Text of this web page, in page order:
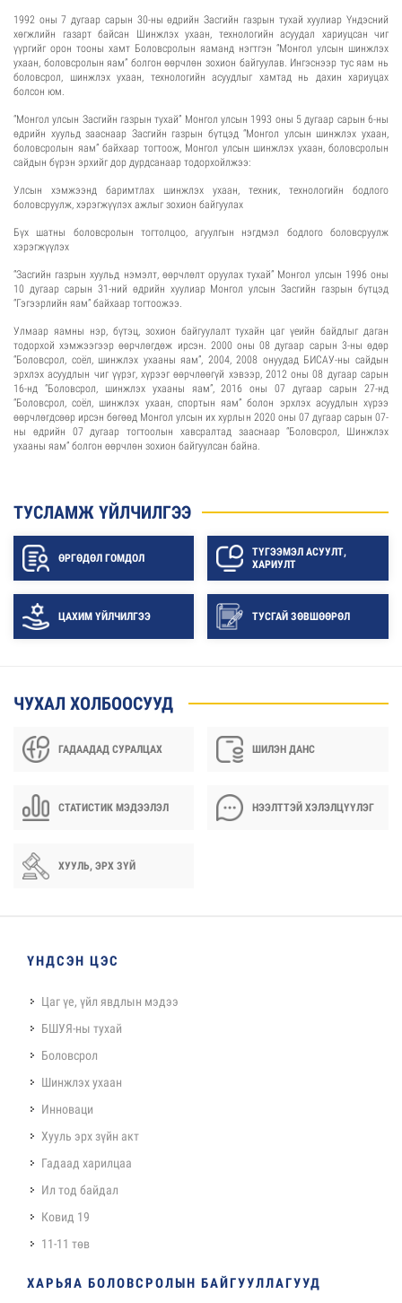
1992 оны 7 дугаар сарын 30-ны өдрийн Засгийн газрын тухай хуулиар Үндэсний
хөгжлийн газарт байсан Шинжлэх ухаан, технологийн асуудал хариуцсан чиг
үүргийг орон тооны хамт Боловсролын яаманд нэгтгэн “Монгол улсын шинжлэх
ухаан, боловсролын яам” болгон өөрчлөн зохион байгуулав. Ингэснээр тус яам нь
боловсрол, шинжлэх ухаан, технологийн асуудлыг хамтад нь дахин хариуцах
болсон юм.
“Монгол улсын Засгийн газрын тухай” Монгол улсын 1993 оны 5 дугаар сарын 6-ны
өдрийн хуульд зааснаар Засгийн газрын бүтцэд “Монгол улсын шинжлэх ухаан,
боловсролын яам” байхаар тогтоож, Монгол улсын шинжлэх ухаан, боловсролын
сайдын бүрэн эрхийг дор дурдсанаар тодорхойлжээ:
Улсын хэмжээнд баримтлах шинжлэх ухаан, техник, технологийн бодлого
боловсруулж, хэрэгжүүлэх ажлыг зохион байгуулах
Бүх шатны боловсролын тогтолцоо, агуулгын нэгдмэл бодлого боловсруулж
хэрэгжүүлэх
“Засгийн газрын хуульд нэмэлт, өөрчлөлт оруулах тухай” Монгол улсын 1996 оны
10 дугаар сарын 31-ний өдрийн хуулиар Монгол улсын Засгийн газрын бүтцэд
“Гэгээрлийн яам” байхаар тогтоожээ.
Улмаар яамны нэр, бүтэц, зохион байгуулалт тухайн цаг үеийн байдлыг даган
тодорхой хэмжээгээр өөрчлөгдөж ирсэн. 2000 оны 08 дугаар сарын 3-ны өдөр
“Боловсрол, соёл, шинжлэх ухааны яам”, 2004, 2008 онуудад БИСАУ-ны сайдын
эрхлэх асуудлын чиг үүрэг, хүрээг өөрчлөөгүй хэвээр, 2012 оны 08 дугаар сарын
16-нд “Боловсрол, шинжлэх ухааны яам”, 2016 оны 07 дугаар сарын 27-нд
“Боловсрол, соёл, шинжлэх ухаан, спортын яам” болон эрхлэх асуудлын хүрээ
өөрчлөгдсөөр ирсэн бөгөөд Монгол улсын их хурлын 2020 оны 07 дугаар сарын 07-
ны өдрийн 07 дугаар тогтоолын хавсралтад зааснаар “Боловсрол, Шинжлэх
ухааны яам” болгон өөрчлөн зохион байгуулсан байна.
ТУСЛАМЖ ҮЙЛЧИЛГЭЭ
ӨРГӨДӨЛ ГОМДОЛ
ТҮГЭЭМЭЛ АСУУЛТ,
ХАРИУЛТ
ЦАХИМ ҮЙЛЧИЛГЭЭ ТУСГАЙ ЗӨВШӨӨРӨЛ
ЧУХАЛ ХОЛБООСУУД
ГАДААДАД СУРАЛЦАХ ШИЛЭН ДАНС
СТАТИСТИК МЭДЭЭЛЭЛ НЭЭЛТТЭЙ ХЭЛЭЛЦҮҮЛЭГ
ХУУЛЬ, ЭРХ ЗҮЙ
ҮНДСЭН ЦЭС
Цаг үе, үйл явдлын мэдээ
БШУЯ-ны тухай
Боловсрол
Шинжлэх ухаан
Инноваци
Хууль эрх зүйн акт
Гадаад харилцаа
Ил тод байдал
Ковид 19
11-11 төв
ХАРЬЯА БОЛОВСРОЛЫН БАЙГУУЛЛАГУУД